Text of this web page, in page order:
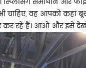
चाहिए, वह आपको कहां
कर रहे हैं। आओ और इसे